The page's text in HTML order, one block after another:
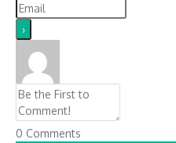
0 Comments